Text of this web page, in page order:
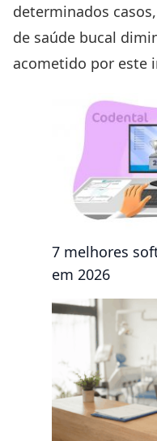
determinados
de saúde bucal
acometido por este
7 melhores
em 2026